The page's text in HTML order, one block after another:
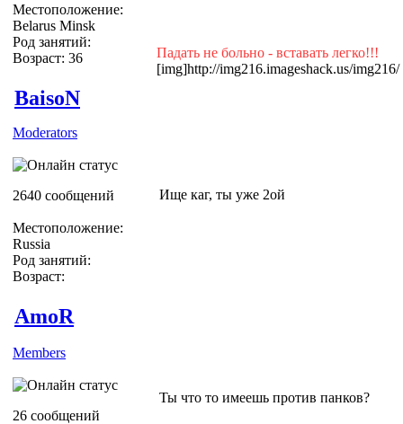
Местоположение:
Belarus Minsk
Род занятий:
Возраст: 36
Падать не больно - вставать легко!!!
[img]http://img216.imageshack.us/img216/
BaisoN
Moderators
2640 сообщений
Местоположение:
Russia
Род занятий:
Возраст:
Ище каг, ты уже 2ой
AmoR
Members
26 сообщений
Ты что то имеешь против панков?